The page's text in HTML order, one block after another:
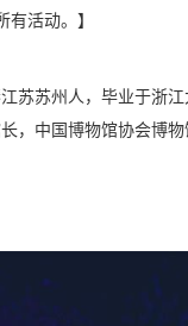
活动。】
苏州人，毕业于浙江
，中国博物馆协会博